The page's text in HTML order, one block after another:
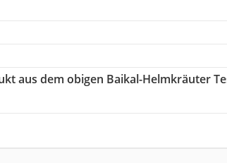
aus dem obigen Baikal-Helmkräuter